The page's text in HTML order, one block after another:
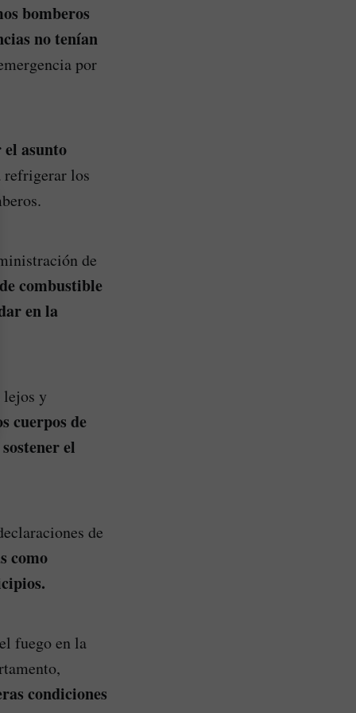
bomberos
no tenían
por
asunto
refrigerar los
de
combustible
en la
lejos y
cuerpos de
el
de
como
fuego en la
condiciones